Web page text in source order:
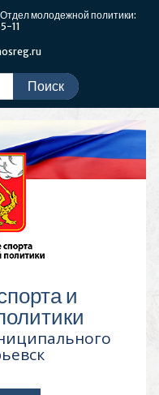
молодежной политики:
11
и